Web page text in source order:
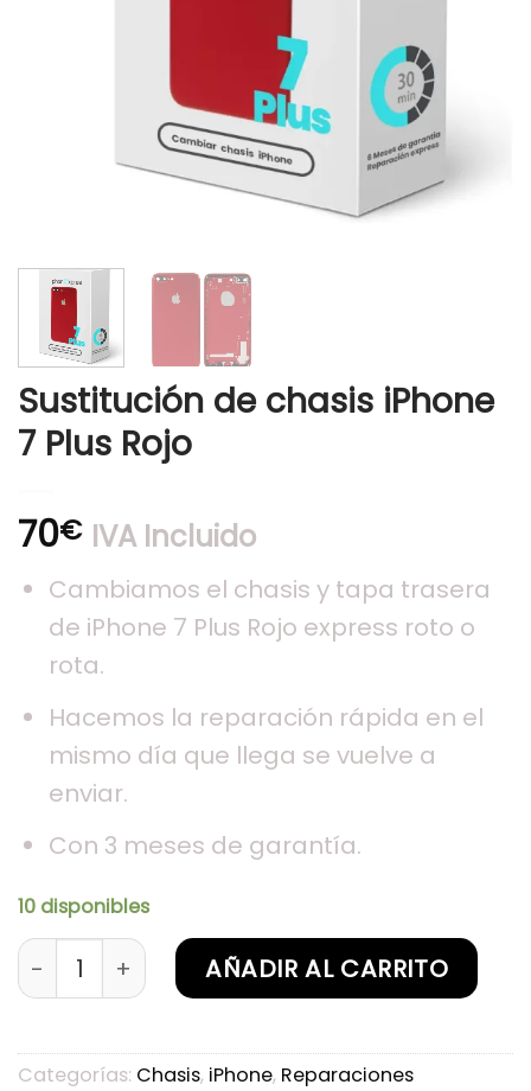
Sustitución de chasis iPhone
7 Plus Rojo
70€ IVA Incluido
Cambiamos el chasis y tapa trasera
de iPhone 7 Plus Rojo express roto o
rota.
Hacemos la reparación rápida en el
mismo día que llega se vuelve a
enviar.
Con 3 meses de garantía.
10 disponibles
Sustitución de chasis iPhone 7 Plus Rojo
AÑADIR AL CARRITO
Categorías: Chasis, iPhone, Reparaciones